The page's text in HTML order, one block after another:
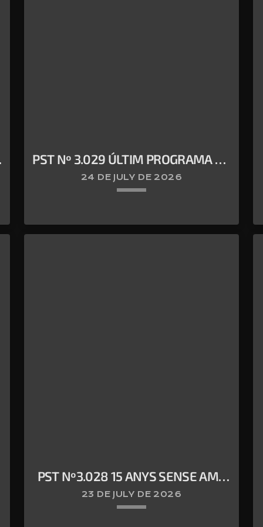
PST Nº 3.029 ÚLTIM PROGRAMA DE
LA TEMPORADA
24 DE JULY DE 2026
PST Nº3.028 15 ANYS SENSE AMY
WINEHOUSE
23 DE JULY DE 2026